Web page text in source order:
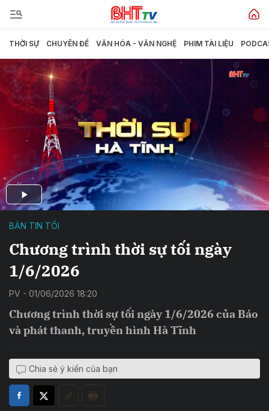
THỜI SỰ CHUYÊN ĐỀ VĂN HÓA - VĂN NGHỆ PHIM TÀI LIỆU
BẢN TIN TỐI
Chương trình thời sự tối ngày
1/6/2026
PV - 01/06/2026 18:20
Chương trình thời sự tối ngày 1/6/2026 của Báo
và phát thanh, truyền hình Hà Tĩnh
Chia sẻ ý kiến của bạn